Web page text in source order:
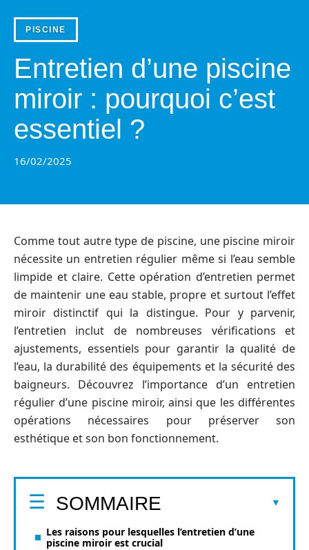
PISCINE
Entretien d’une piscine
miroir : pourquoi c’est
essentiel ?
16/02/2025
Comme tout autre type de piscine, une piscine miroir
nécessite un entretien régulier même si l’eau semble
limpide et claire. Cette opération d’entretien permet
de maintenir une eau stable, propre et surtout l’effet
miroir distinctif qui la distingue. Pour y parvenir,
l’entretien inclut de nombreuses vérifications et
ajustements, essentiels pour garantir la qualité de
l’eau, la durabilité des équipements et la sécurité des
baigneurs. Découvrez l’importance d’un entretien
régulier d’une piscine miroir, ainsi que les différentes
opérations nécessaires pour préserver son
esthétique et son bon fonctionnement.
SOMMAIRE
Les raisons pour lesquelles l’entretien d’une
piscine miroir est crucial